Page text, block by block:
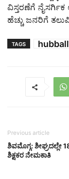
ವಿಸ್ತರಣೆಗೆ
ಹೆಚ್ಚು ಜನರಿಗೆ
TAGS
Previous article
ಶಿವಮೊಗ್ಗ: ಶೀಘ್ರದಲ್ಲೇ
ಶಿಕ್ಷಕರ ನೇಮಕಾತಿ